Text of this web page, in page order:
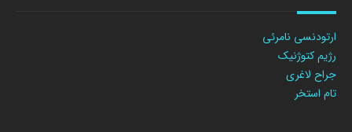
ارتودنسی نامرئی
رژیم کتوژنیک
جراح لاغری
تام استخر